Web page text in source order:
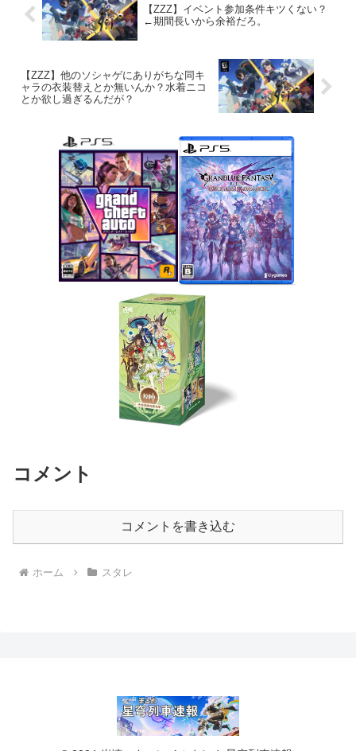
【ZZZ】イベント参加条件キツくない？
←期間長いから余裕だろ。
【ZZZ】他のソシャゲにありがちな同キ
ャラの衣装替えとか無いんか？水着ニコ
とか欲し過ぎるんだが？
コメント
コメントを書き込む
ホーム スタレ